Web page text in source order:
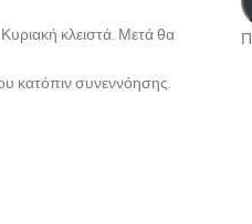
κλειστά. Μετά θα
κατόπιν συνεννόησης.